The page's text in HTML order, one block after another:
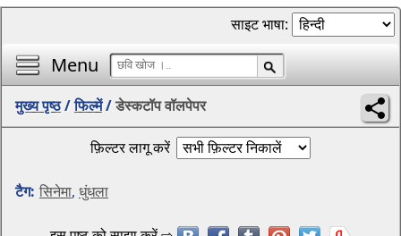
Menu
साइट भाषा:
मुख्य पृष्ठ/फिल्में/डेस्कटॉप वॉलपेपर
फ़िल्टर लागू करें
टैग: सिनेमा, धुंधला